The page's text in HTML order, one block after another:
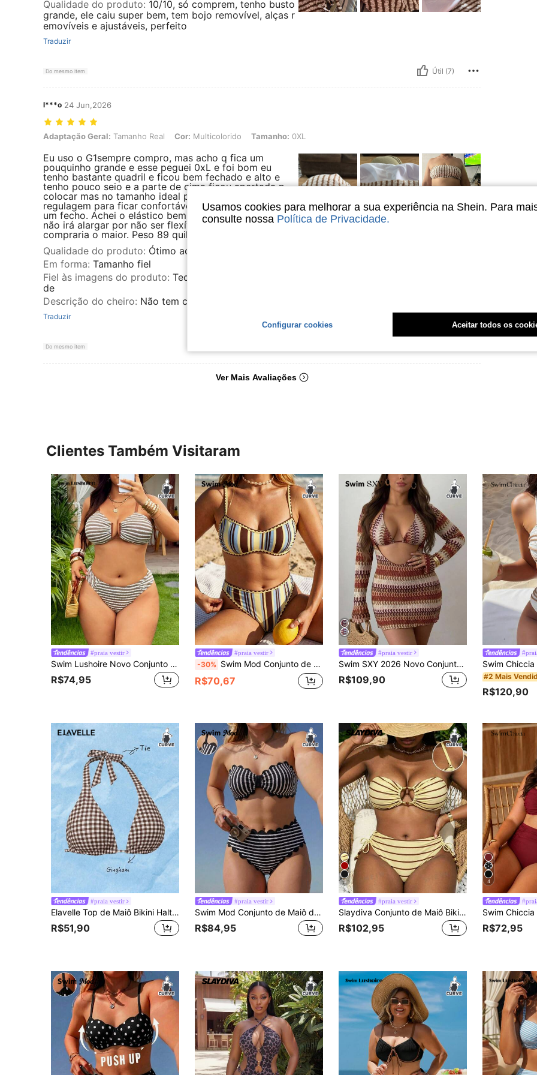
Qualidade do produto: 10/10, só comprem, tenho busto
grande, ele caiu super bem, tem bojo removível, alças r
emovíveis e ajustáveis, perfeito
Traduzir
Do mesmo item Útil (7)
l***o 24 Jun,2026
Adaptação Geral: Tamanho Real, Cor: Multicolorido, Tamanho: 0XL
Adaptação Geral: Tamanho Real Cor: Multicolorido Tamanho: 0XL
Eu uso o G1sempre compro, mas acho q fica um
pouquinho grande e esse peguei 0xL e foi bom eu
tenho bastante quadril e ficou bem fechado e alto e
tenho pouco seio e a parte de cima ficou apertada p
colocar mas no tamanho ideal p seios. Atrás não tem
regulagem para ficar confortável terei q abrir e colocar
um fecho. Achei o elástico bem firme, tenho dúvidas se
não irá alargar por não ser flexível. Aprovei e não
compraria o maior. Peso 89 quilos e tenho 1,65
Qualidade do produto: Ótimo acabamento e forrado.
Em forma: Tamanho fiel
Fiel às imagens do produto: Tecido bonito e de qualida
de
Descrição do cheiro: Não tem cheiro
Traduzir
Do mesmo item
Ver Mais Avaliações
Clientes Também Visitaram
#praia vestir
Swim Lushoire Novo Conjunto de Maiô Bikini Triângulo Plus Size Feminino com Alças Finas e Sem Alças, Parte Inferior Modeladora, Roupa de Banho Casual de Férias que Abraça o Corpo e Levanta o Bumbum
R$74,95
#praia vestir
-30% Swim Mod Conjunto de Maiô Plus Size Primavera/Verão 2026, Maiô Estiloso com Estampa Listrada e Floral para Mulheres
R$70,67
#praia vestir
Swim SXY 2026 Novo Conjunto Sexy SXY de 3 Peças para Férias na Praia no Verão, Saída de Praia Sexy Colorida com Listras Vazadas, Conjunto de Maiô Bikini Triangular, Conjunto de Maiô Bikini Plus Size para Mulheres Primavera/Verão
R$109,90 #2 Mais
R$120,90
#praia vestir
Elavelle Top de Maiô Bikini Halter Elegante e Doce com Poá para Mulheres Plus Size, Verão, Ajustável com Amarração Dupla nas Costas, Adequado para Férias na Praia, Festa na Piscina, Festival de Música
R$51,90
#praia vestir
Swim Mod Conjunto de Maiô de 2 Peças com Tecido Especial Novo, Alças Ajustáveis, Bojo Removível, Top Bandeau Sexy, Design Único de Babado de Pétala, Babado de Pétala de Cor Sólida na Cintura e Aberturas das Pernas, Calcinha de Maiô Bikini Triangular, Moda Casual para Férias e Praia, Primavera/Verão 2026
R$84,95
6
#praia vestir
Slaydiva Conjunto de Maiô Bikini Plus Size Feminino de Verão para Praia com Top Halter Listrado com Amarração e Calcinha Triângulo Sexy
R$102,95
4
R$72,95
Usamos cookies para melhorar a sua experiência na Shein. Para
consulte nossa Política de Privacidade.
Configurar cookies Aceitar todos os